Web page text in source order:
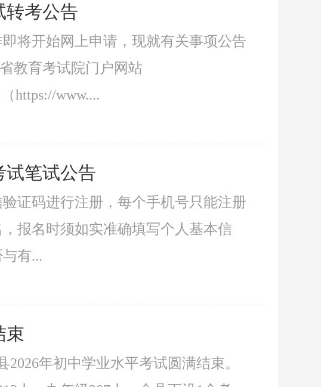
转考公告
将开始网上申请，现就有关事项公告
教育考试院门户网站
https://www....
试笔试公告
证码进行注册，每个手机号只能注册
报名时须如实准确填写个人基本信
有...
束
年初中学业水平考试圆满结束。